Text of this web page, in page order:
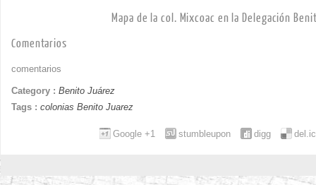
Mapa de la col. Mixcoac en la Delegación
Comentarios
comentarios
Category : Benito Juárez
Tags : colonias Benito Juarez
digg
stumbleupon
Google +1